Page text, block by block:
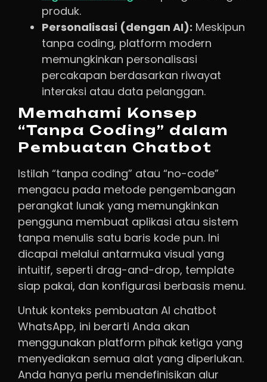
produk.
Personalisasi (dengan AI): Meskipun
tanpa coding, platform modern
memungkinkan personalisasi
percakapan berdasarkan riwayat
interaksi atau data pelanggan.
Memahami Konsep
“Tanpa Coding” dalam
Pembuatan Chatbot
Istilah “tanpa coding” atau “no-code”
mengacu pada metode pengembangan
perangkat lunak yang memungkinkan
pengguna membuat aplikasi atau sistem
tanpa menulis satu baris kode pun. Ini
dicapai melalui antarmuka visual yang
intuitif, seperti drag-and-drop, template
siap pakai, dan konfigurasi berbasis menu.
Untuk konteks pembuatan AI chatbot
WhatsApp, ini berarti Anda akan
menggunakan platform pihak ketiga yang
menyediakan semua alat yang diperlukan.
Anda hanya perlu mendefinisikan alur